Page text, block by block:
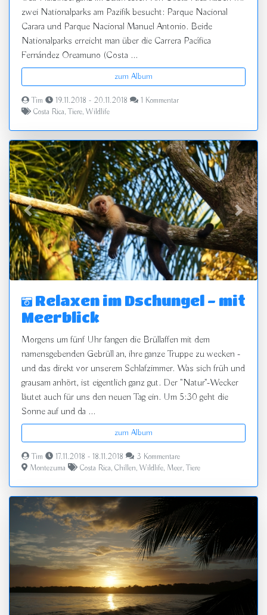
zwei Nationalparks am Pazifik besucht: Parque Nacional
Carara und Parque Nacional Manuel Antonio. Beide
Nationalparks erreicht man über die Carrera Pacífica
Fernández Oreamuno (Costa ...
zum Album
Tim 19.11.2018 - 20.11.2018
1 Kommentar
Costa Rica, Tiere, Wildlife
zurück vor
Relaxen im Dschungel - mit
Meerblick
Morgens um fünf Uhr fangen die Brüllaffen mit dem
namensgebenden Gebrüll an, ihre ganze Truppe zu wecken -
und das direkt vor unserem Schlafzimmer. Was sich früh und
grausam anhört, ist eigentlich ganz gut. Der "Natur"-Wecker
läutet auch für uns den neuen Tag ein. Um 5:30 geht die
Sonne auf und da ...
zum Album
Tim 17.11.2018 - 18.11.2018
3 Kommentare
Montezuma
Costa Rica, Chillen, Wildlife, Meer, Tiere